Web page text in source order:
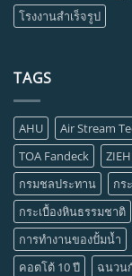
โรงงานสำเร็จรูป
TAGS
AHU Air Stream
TOA Fandeck
กรมชลประทาน
กร
กระเบื้องหินธรรมชาติ
การทำงานของปั้มน้ำ
คอตโต้ 10 ปี
ฉนวน